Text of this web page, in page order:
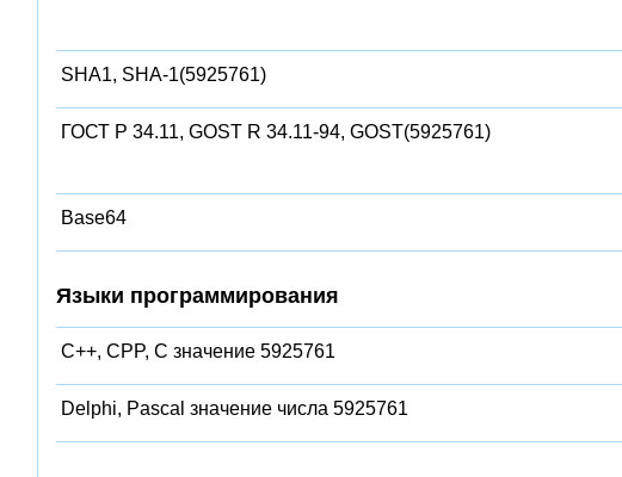
SHA1, SHA-1(5925761)
ГОСТ Р 34.11, GOST R 34.11-94, GOST(5925761)
Base64
Языки программирования
C++, CPP, C значение 5925761
Delphi, Pascal значение числа 5925761